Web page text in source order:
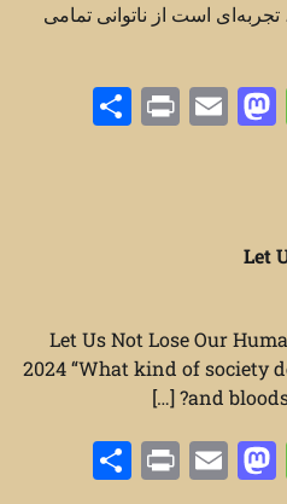
است از ناتوانی تمامی
Message
Mastodon
Email
Print
Let
Let Us Not Lose Our
2024 “What kind of society
and
Message
Mastodon
Email
Print